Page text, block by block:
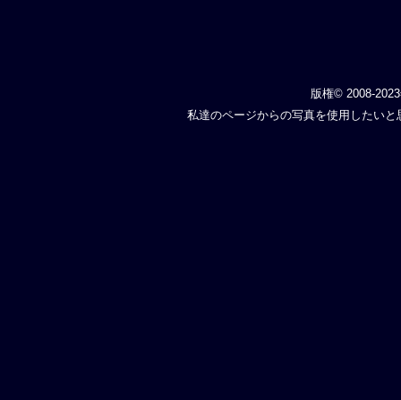
版権© 2008-
私達のページからの写真を使用したい